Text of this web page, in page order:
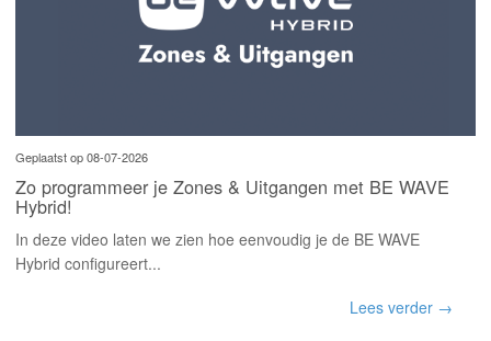
Geplaatst op 08-07-2026
Zo programmeer je Zones & Uitgangen met BE WAVE
Hybrid!
In deze video laten we zien hoe eenvoudig je de BE WAVE
Hybrid configureert...
Lees verder →